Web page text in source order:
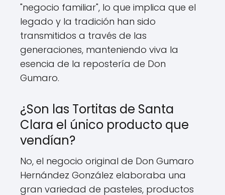
"negocio familiar", lo que implica que el
legado y la tradición han sido
transmitidos a través de las
generaciones, manteniendo viva la
esencia de la repostería de Don
Gumaro.
¿Son las Tortitas de Santa
Clara el único producto que
vendían?
No, el negocio original de Don Gumaro
Hernández González elaboraba una
gran variedad de pasteles, productos